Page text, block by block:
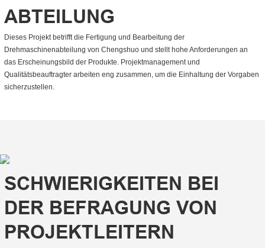
ABTEILUNG
Dieses Projekt betrifft die Fertigung und Bearbeitung der
Drehmaschinenabteilung von Chengshuo und stellt hohe Anforderungen an
das Erscheinungsbild der Produkte. Projektmanagement und
Qualitätsbeauftragter arbeiten eng zusammen, um die Einhaltung der Vorgaben
sicherzustellen.
SCHWIERIGKEITEN BEI
DER BEFRAGUNG VON
PROJEKTLEITERN